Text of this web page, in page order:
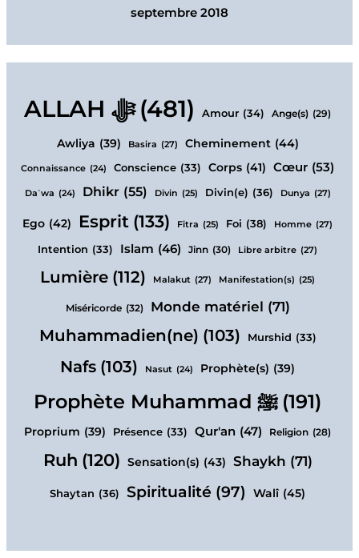
septembre 2018
ALLAH ﷻ (481) Amour (34) Ange(s) (29)
Awliya (39) Basira (27) Cheminement (44)
Connaissance (24) Conscience (33) Corps (41) Cœur (53)
Daʿwa (24) Dhikr (55) Divin (25) Divin(e) (36) Dunya (27)
Ego (42) Esprit (133) Fitra (25) Foi (38) Homme (27)
Intention (33) Islam (46) Jinn (30) Libre arbitre (27)
Lumière (112) Malakut (27) Manifestation(s) (25)
Miséricorde (32) Monde matériel (71)
Muhammadien(ne) (103) Murshid (33)
Nafs (103) Nasut (24) Prophète(s) (39)
Prophète Muhammad ﷺ (191)
Proprium (39) Présence (33) Qur'an (47) Religion (28)
Ruh (120) Sensation(s) (43) Shaykh (71)
Shaytan (36) Spiritualité (97) Walî (45)